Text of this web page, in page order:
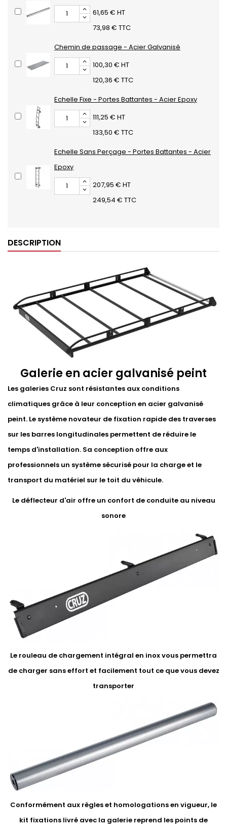
61,65 € HT
73,98 € TTC
Chemin de passage - Acier Galvanisé
100,30 € HT
120,36 € TTC
Echelle Fixe - Portes Battantes - Acier Epoxy
111,25 € HT
133,50 € TTC
Echelle Sans Perçage - Portes Battantes - Acier
Epoxy
207,95 € HT
249,54 € TTC
DESCRIPTION
Galerie en acier galvanisé peint
Les galeries Cruz sont résistantes aux conditions
climatiques grâce à leur conception en acier galvanisé
peint. Le système novateur de fixation rapide des traverses
sur les barres longitudinales permettent de réduire le
temps d'installation. Sa conception offre aux
professionnels un système sécurisé pour la charge et le
transport du matériel sur le toit du véhicule.
Le déflecteur d'air offre un confort de conduite au niveau
sonore
Le rouleau de chargement intégral en inox vous permettra
de charger sans effort et facilement tout ce que vous devez
transporter
Conformément aux règles et homologations en vigueur, le
kit fixations livré avec la galerie reprend les points de